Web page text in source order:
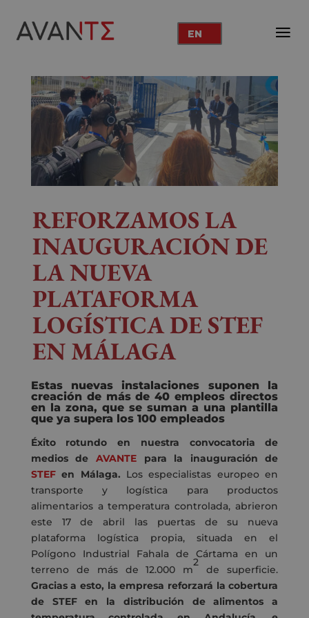
EN
REFORZAMOS LA
INAUGURACIÓN DE
LA NUEVA
PLATAFORMA
LOGÍSTICA DE STEF
EN MÁLAGA
Estas nuevas instalaciones suponen la
creación de más de 40 empleos directos
en la zona, que se suman a una plantilla
que ya supera los 100 empleados
Éxito rotundo en nuestra convocatoria de
medios de AVANTEpara la inauguración de
STEFen Málaga. Los especialistas europeo en
transporte y logística para productos
alimentarios a temperatura controlada, abrieron
este 17 de abril las puertas de su nueva
plataforma logística propia, situada en el
Polígono Industrial Fahala de Cártama en un
terreno de más de 12.000 m
2
de superficie.
Gracias a esto, la empresa reforzará la cobertura
de STEF en la distribución de alimentos a